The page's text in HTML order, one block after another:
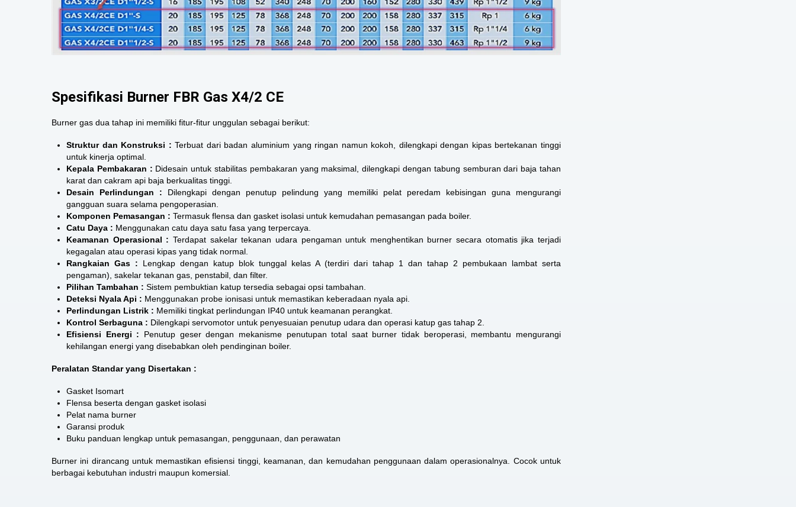
Spesifikasi Burner FBR Gas X4/2 CE
Burner gas dua tahap ini memiliki fitur-fitur unggulan sebagai berikut:
Struktur dan Konstruksi : Terbuat dari badan aluminium yang ringan namun kokoh, dilengkapi dengan kipas bertekanan tinggi
untuk kinerja optimal.
Kepala Pembakaran : Didesain untuk stabilitas pembakaran yang maksimal, dilengkapi dengan tabung semburan dari baja tahan
karat dan cakram api baja berkualitas tinggi.
Desain Perlindungan : Dilengkapi dengan penutup pelindung yang memiliki pelat peredam kebisingan guna mengurangi
gangguan suara selama pengoperasian.
Komponen Pemasangan : Termasuk flensa dan gasket isolasi untuk kemudahan pemasangan pada boiler.
Catu Daya : Menggunakan catu daya satu fasa yang terpercaya.
Keamanan Operasional : Terdapat sakelar tekanan udara pengaman untuk menghentikan burner secara otomatis jika terjadi
kegagalan atau operasi kipas yang tidak normal.
Rangkaian Gas : Lengkap dengan katup blok tunggal kelas A (terdiri dari tahap 1 dan tahap 2 pembukaan lambat serta
pengaman), sakelar tekanan gas, penstabil, dan filter.
Pilihan Tambahan : Sistem pembuktian katup tersedia sebagai opsi tambahan.
Deteksi Nyala Api : Menggunakan probe ionisasi untuk memastikan keberadaan nyala api.
Perlindungan Listrik : Memiliki tingkat perlindungan IP40 untuk keamanan perangkat.
Kontrol Serbaguna : Dilengkapi servomotor untuk penyesuaian penutup udara dan operasi katup gas tahap 2.
Efisiensi Energi : Penutup geser dengan mekanisme penutupan total saat burner tidak beroperasi, membantu mengurangi
kehilangan energi yang disebabkan oleh pendinginan boiler.
Peralatan Standar yang Disertakan :
Gasket Isomart
Flensa beserta dengan gasket isolasi
Pelat nama burner
Garansi produk
Buku panduan lengkap untuk pemasangan, penggunaan, dan perawatan
Burner ini dirancang untuk memastikan efisiensi tinggi, keamanan, dan kemudahan penggunaan dalam operasionalnya. Cocok untuk
berbagai kebutuhan industri maupun komersial.